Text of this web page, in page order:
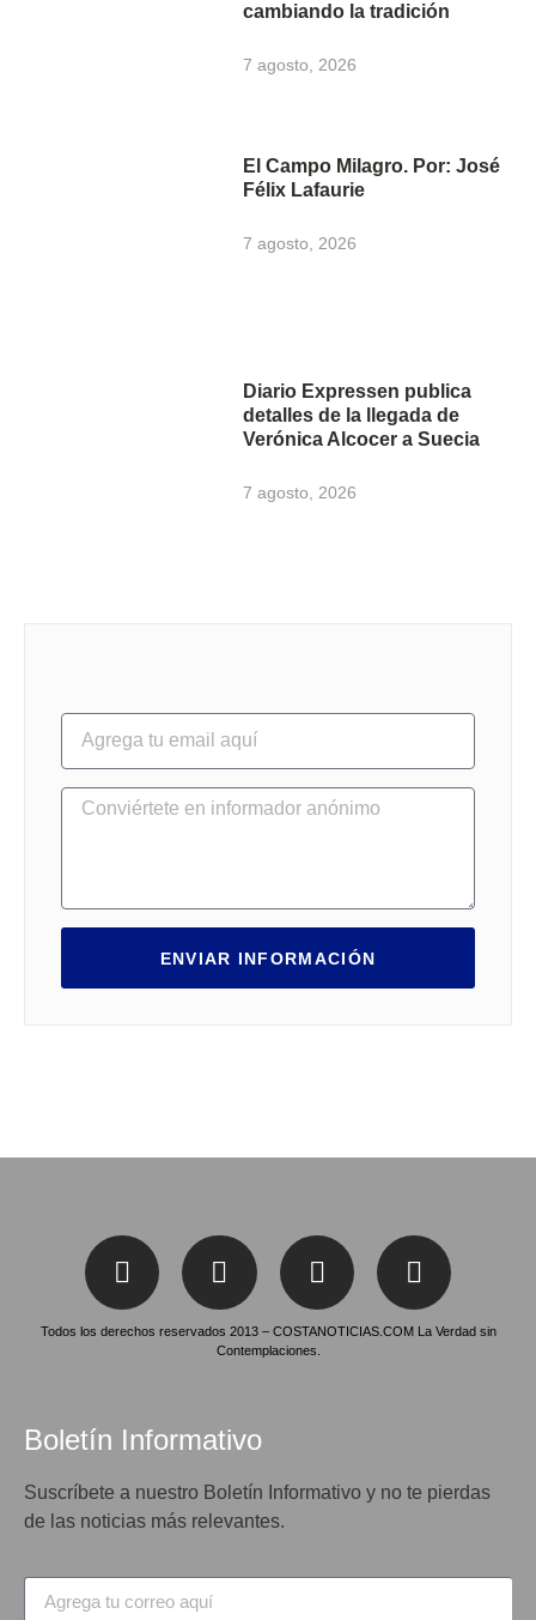
cambiando la tradición
7 agosto, 2026
El Campo Milagro. Por: José
Félix Lafaurie
7 agosto, 2026
Diario Expressen publica
detalles de la llegada de
Verónica Alcocer a Suecia
7 agosto, 2026
ENVIAR INFORMACIÓN
Todos los derechos reservados 2013 – COSTANOTICIAS.COM La Verdad sin
Contemplaciones.
Boletín Informativo
Suscríbete a nuestro Boletín Informativo y no te pierdas
de las noticias más relevantes.